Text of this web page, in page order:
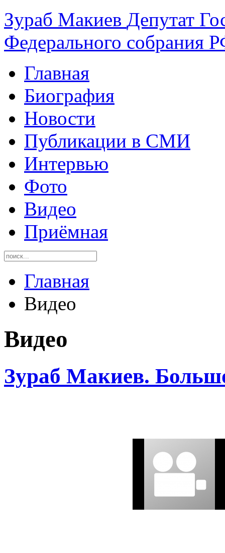
Зураб Макиев Депутат
Федерального собрания
Главная
Биография
Новости
Публикации в СМИ
Интервью
Фото
Видео
Приёмная
Главная
Видео
Видео
Зураб Макиев.